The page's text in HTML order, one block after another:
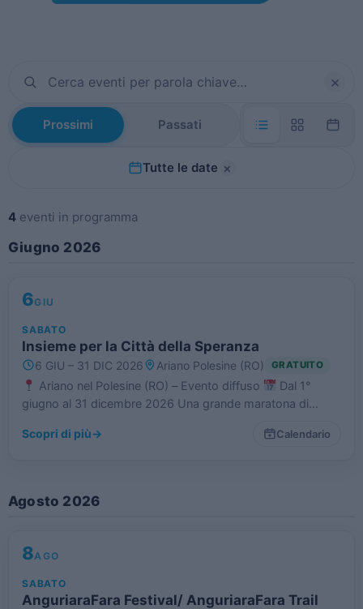
×
Tutte le date ×
Prossimi Passati
4 eventi in programma
Giugno 2026
6GIU
SABATO
Insieme per la Città della Speranza
6 GIU – 31 DIC 2026 Ariano Polesine (RO) GRATUITO
Ariano nel Polesine (RO) – Evento diffuso
Dal 1°
giugno al 31 dicembre 2026 Una grande maratona di
Polesine! Il Comune e le associazioni…
Scopri di più→ Calendario
Agosto 2026
8AGO
SABATO
AnguriaraFara Festival/ AnguriaraFara Trail